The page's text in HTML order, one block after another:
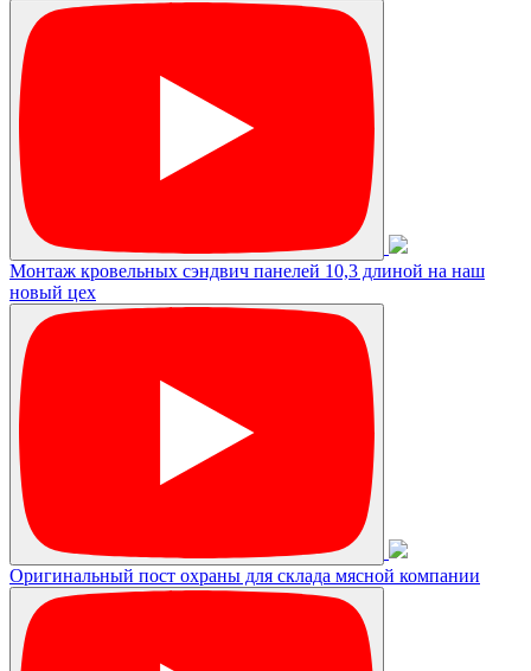
Монтаж кровельных сэндвич панелей 10,3 длиной на наш
новый цех
Оригинальный пост охраны для склада мясной компании